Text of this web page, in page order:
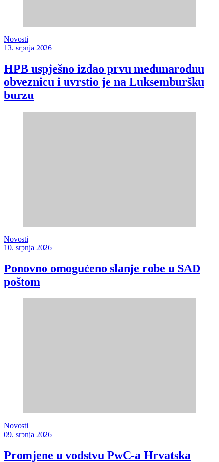
Novosti
13. srpnja 2026
HPB uspješno izdao prvu međunarodnu
obveznicu i uvrstio je na Luksemburšku
burzu
Novosti
10. srpnja 2026
Ponovno omogućeno slanje robe u SAD
poštom
Novosti
09. srpnja 2026
Promjene u vodstvu PwC-a Hrvatska